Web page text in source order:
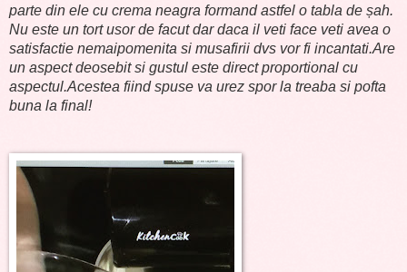
parte din ele cu crema neagra formand astfel o tabla de șah.
Nu este un tort usor de facut dar daca il veti face veti avea o
satisfactie nemaipomenita si musafirii dvs vor fi incantati.Are
un aspect deosebit si gustul este direct proportional cu
aspectul.Acestea fiind spuse va urez spor la treaba si pofta
buna la final!